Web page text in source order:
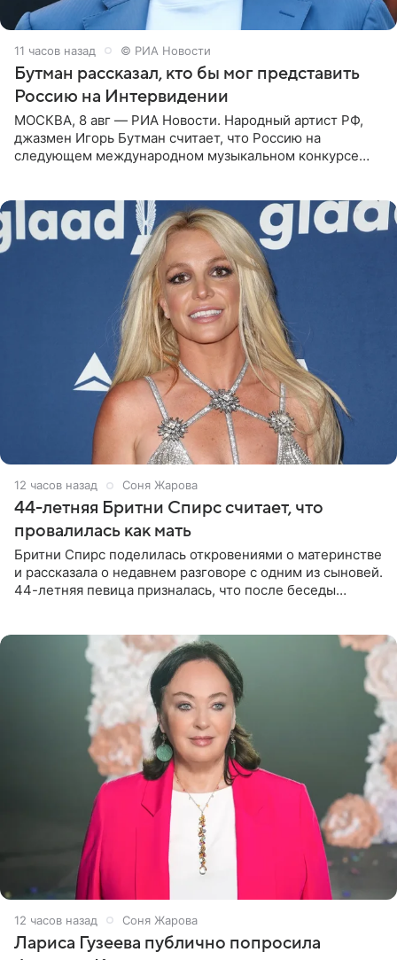
11 часов назад © РИА Новости
Бутман рассказал, кто бы мог представить
Россию на Интервидении
МОСКВА, 8 авг — РИА Новости. Народный артист РФ,
джазмен Игорь Бутман считает, что Россию на
следующем международном музыкальном конкурсе
12 часов назад Соня Жарова
44-летняя Бритни Спирс считает, что
провалилась как мать
Бритни Спирс поделилась откровениями о материнстве
и рассказала о недавнем разговоре с одним из сыновей.
44-летняя певица призналась, что после беседы
12 часов назад Соня Жарова
Лариса Гузеева публично попросила